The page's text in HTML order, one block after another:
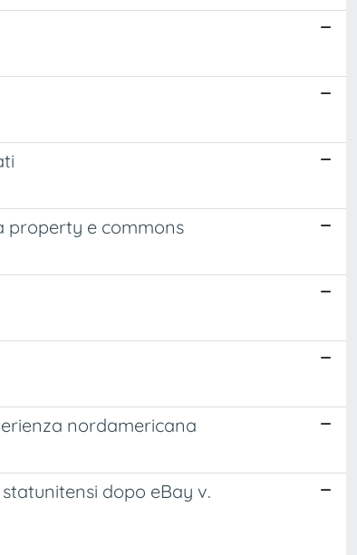
property e commons
nordamericana
dopo eBay v.